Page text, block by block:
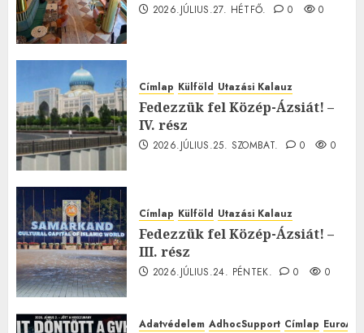
2026.JÚLIUS.27. HÉTFŐ. 0 0
Címlap Külföld Utazási Kalauz
Fedezzük fel Közép-Ázsiát! –
IV. rész
2026.JÚLIUS.25. SZOMBAT. 0 0
Címlap Külföld Utazási Kalauz
Fedezzük fel Közép-Ázsiát! –
III. rész
2026.JÚLIUS.24. PÉNTEK. 0 0
Adatvédelem AdhocSupport Címlap